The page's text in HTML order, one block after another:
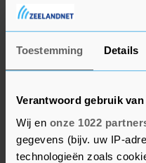
Toestemming Details
Verantwoord gebruik
Wij en onze 1022
gegevens (bijv. uw IP-
technologieën zoals
Honderdduizenden
zitten door Laura
waterbedrijven
Charles brand
geadviseerd binnen
vrijkomende chloor.